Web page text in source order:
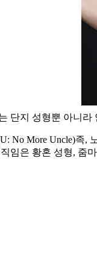
단지 성형뿐 아니
No More Uncle)
임은 황혼 성형, 줌